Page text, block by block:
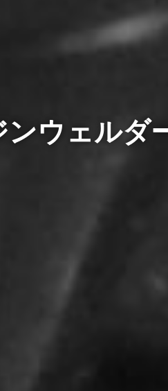
ウェルダ